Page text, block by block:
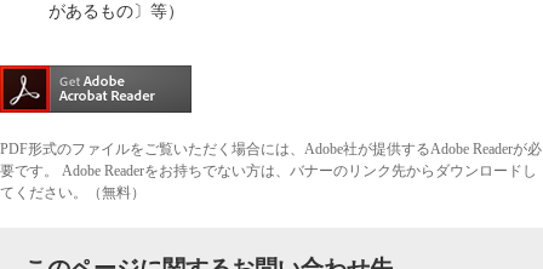
があるもの〕等）
PDF形式のファイルをご覧いただく場合には、Adobe社が提供するAdobe Readerが必
要です。
Adobe Readerをお持ちでない方は、バナーのリンク先からダウンロードし
てください。（無料）